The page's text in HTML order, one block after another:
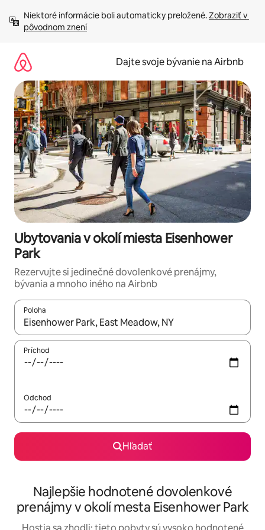
obsah.
Niektoré informácie boli automaticky preložené. Zobraziť v
pôvodnom znení
Dajte svoje bývanie na Airbnb
Ubytovania v okolí miesta Eisenhower
Park
Rezervujte si jedinečné dovolenkové prenájmy,
bývania a mnoho iného na Airbnb
Poloha
Keď budú výsledky k dispozícii, môžete si ich prechádzať
Príchod
Odchod
Hľadať
Najlepšie hodnotené dovolenkové
prenájmy v okolí mesta Eisenhower Park